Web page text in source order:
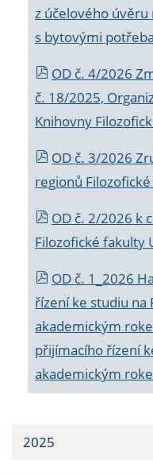
z účelového
s bytovými
OD č. 4/2026
č. 18/2025,
Knihovny
OD č. 3/2026
regionů
OD č. 2/2026 k
Filozofické fakulty
OD č. 1_2026
řízení ke studiu na
akademickým
přijímacího řízení
akademickým
2025